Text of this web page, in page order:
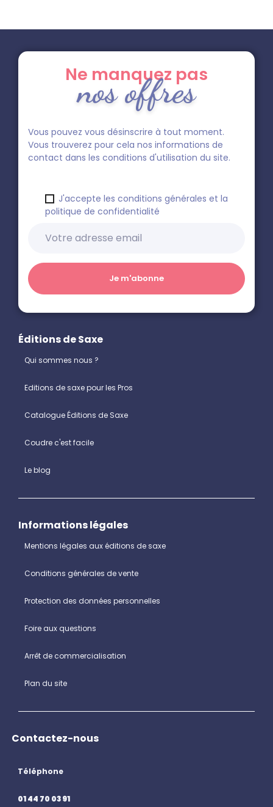
Ne manquez pas
nos offres
Vous pouvez vous désinscrire à tout moment.
Vous trouverez pour cela nos informations de
contact dans les conditions d'utilisation du site.
J'accepte les conditions générales et la
politique de confidentialité
Éditions de Saxe
Qui sommes nous ?
Editions de saxe pour les Pros
Catalogue Éditions de Saxe
Coudre c'est facile
Le blog
Informations légales
Mentions légales aux éditions de saxe
Conditions générales de vente
Protection des données personnelles
Foire aux questions
Arrêt de commercialisation
Plan du site
Contactez-nous
Téléphone
01 44 70 03 91